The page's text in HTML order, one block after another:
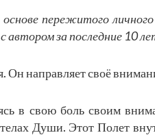
пережитого
автором за последние 10
Он направляет своё
в свою боль своим
Души. Этот Полет